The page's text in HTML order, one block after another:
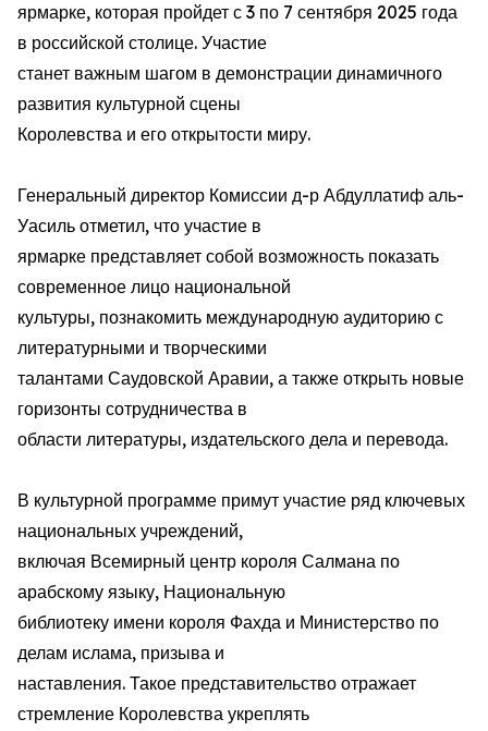
ярмарке, которая пройдет с 3 по 7 сентября 2025 года
в российской столице. Участие
станет важным шагом в демонстрации динамичного
развития культурной сцены
Королевства и его открытости миру.
Генеральный директор Комиссии д-р Абдуллатиф аль-
Уасиль отметил, что участие в
ярмарке представляет собой возможность показать
современное лицо национальной
культуры, познакомить международную аудиторию с
литературными и творческими
талантами Саудовской Аравии, а также открыть новые
горизонты сотрудничества в
области литературы, издательского дела и перевода.
В культурной программе примут участие ряд ключевых
национальных учреждений,
включая Всемирный центр короля Салмана по
арабскому языку, Национальную
библиотеку имени короля Фахда и Министерство по
делам ислама, призыва и
наставления. Такое представительство отражает
стремление Королевства укреплять